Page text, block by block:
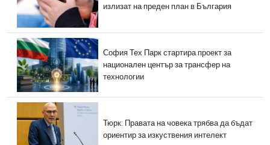
излизат на преден план в България
София Тех Парк стартира проект за
национален център за трансфер на
технологии
Тюрк: Правата на човека трябва да бъдат
ориентир за изкуствения интелект